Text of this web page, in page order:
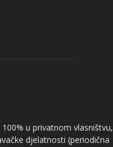
u privatnom vlasništvu,
djelatnosti (periodična